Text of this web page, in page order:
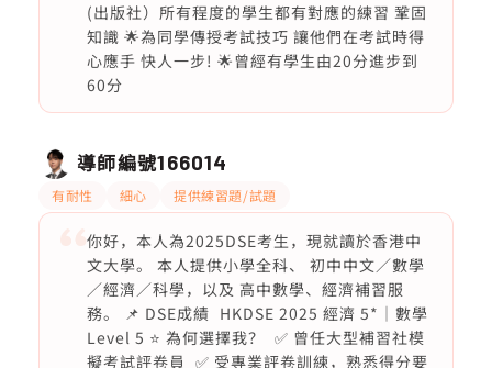
(出版社）所有程度的學生都有對應的練習 鞏固
知識 🌟為同學傳授考試技巧 讓他們在考試時得
心應手 快人一步! 🌟曾經有學生由20分進步到
60分
導師編號166014
有耐性 細心 提供練習題/試題
你好，本人為2025DSE考生，現就讀於香港中
文大學。 本人提供小學全科、 初中中文／數學
／經濟／科學，以及 高中數學、經濟補習服
務。 📌 DSE成績 HKDSE 2025 經濟 5*｜數學
Level 5 ⭐ 為何選擇我？ ✅ 曾任大型補習社模
擬考試評卷員 ✅ 受專業評卷訓練，熟悉得分要